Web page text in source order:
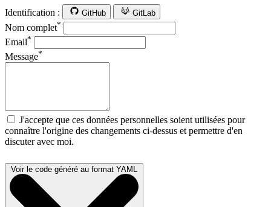
Identification : GitHub GitLab
Nom complet*
Email*
Message*
J'accepte que ces données personnelles soient utilisées pour
connaître l'origine des changements ci-dessus et permettre d'en
discuter avec moi.
Voir le code généré au format YAML